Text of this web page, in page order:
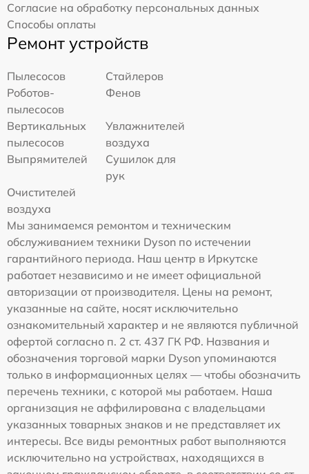
Согласие на обработку персональных данных
Способы оплаты
Ремонт устройств
Пылесосов
Стайлеров
Роботов-
пылесосов
Фенов
Вертикальных
пылесосов
Увлажнителей
воздуха
Выпрямителей
Сушилок для
рук
Очистителей
воздуха
Мы занимаемся ремонтом и техническим
обслуживанием техники Dyson по истечении
гарантийного периода. Наш центр в Иркутске
работает независимо и не имеет официальной
авторизации от производителя. Цены на ремонт,
указанные на сайте, носят исключительно
ознакомительный характер и не являются публичной
офертой согласно п. 2 ст. 437 ГК РФ. Названия и
обозначения торговой марки Dyson упоминаются
только в информационных целях — чтобы обозначить
перечень техники, с которой мы работаем. Наша
организация не аффилирована с владельцами
указанных товарных знаков и не представляет их
интересы. Все виды ремонтных работ выполняются
исключительно на устройствах, находящихся в